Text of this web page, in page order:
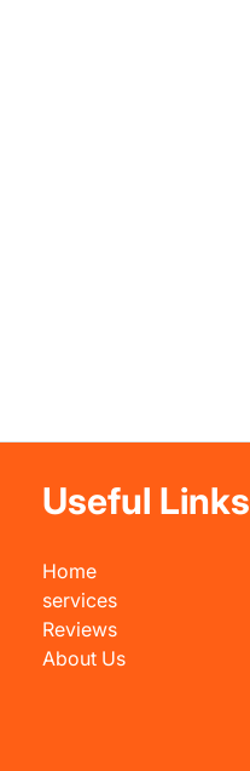
Useful Links
Home
services
Reviews
About Us